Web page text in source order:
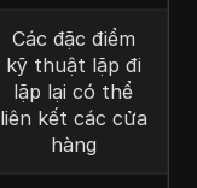
Các đặc điểm
kỹ thuật lặp đi
lặp lại có thể
liên kết các cửa
hàng